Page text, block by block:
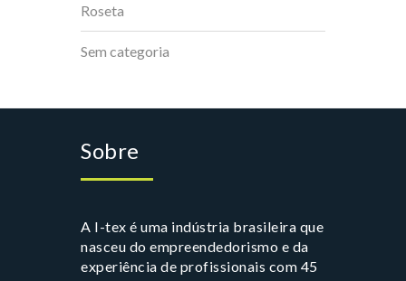
Roseta
Sem categoria
Sobre
A I-tex é uma indústria brasileira que
nasceu do empreendedorismo e da
experiência de profissionais com 45